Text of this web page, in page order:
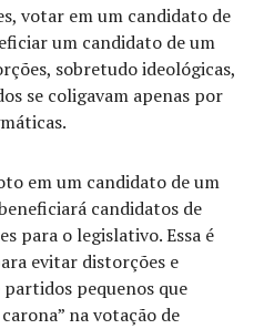
votar em um candidato de
um candidato de um
sobretudo ideológicas,
se coligavam apenas por
em um candidato de um
candidatos de
para o legislativo. Essa é
evitar distorções e
pequenos que
na votação de